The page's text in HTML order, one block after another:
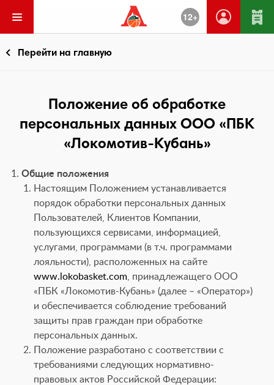
12+
Перейти на главную
Положение об обработке
персональных данных ООО «ПБК
«Локомотив-Кубань»
Общие положения
Настоящим Положением устанавливается
порядок обработки персональных данных
Пользователей, Клиентов Компании,
пользующихся сервисами, информацией,
услугами, программами (в т.ч. программами
лояльности), расположенных на сайте
www.lokobasket.com , принадлежащего ООО
«ПБК «Локомотив-Кубань» (далее – «Оператор»)
и обеспечивается соблюдение требований
защиты прав граждан при обработке
персональных данных.
Положение разработано с соответствии с
требованиями следующих нормативно-
правовых актов Российской Федерации: